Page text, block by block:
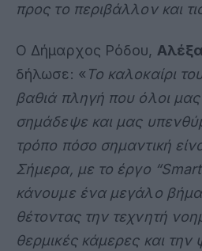
προς το περιβάλλον και
Ο Δήμαρχος Ρόδου,
δήλωσε: « Το καλοκαίρι
βαθιά πληγή που όλοι
σημάδεψε και μας
τρόπο πόσο σημαντική
Σήμερα, με το έργο
κάνουμε ένα μεγάλο
θέτοντας την τεχνητή
θερμικές κάμερες και την